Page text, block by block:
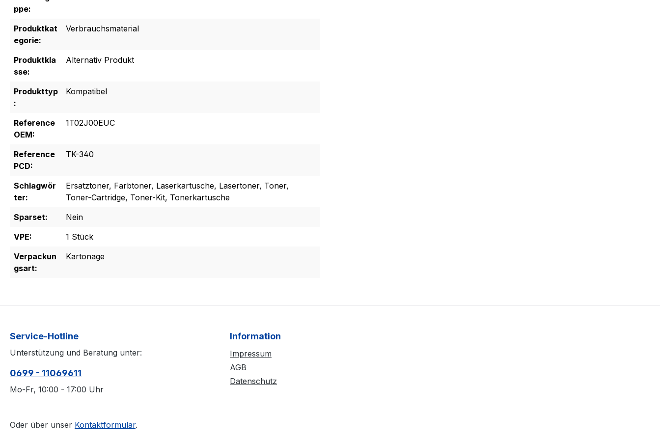
ppe:
Produktkat
egorie:
Verbrauchsmaterial
Produktkla
sse:
Alternativ Produkt
Produkttyp
:
Kompatibel
Reference
OEM:
1T02J00EUC
Reference
PCD:
TK-340
Schlagwör
ter:
Ersatztoner, Farbtoner, Laserkartusche, Lasertoner, Toner,
Toner-Cartridge, Toner-Kit, Tonerkartusche
Sparset:
Nein
VPE:
1 Stück
Verpackun
gsart:
Kartonage
Service-Hotline
Unterstützung und Beratung unter:
0699 - 11069611
Mo-Fr, 10:00 - 17:00 Uhr
Oder über unser Kontaktformular.
Information
Impressum
AGB
Datenschutz